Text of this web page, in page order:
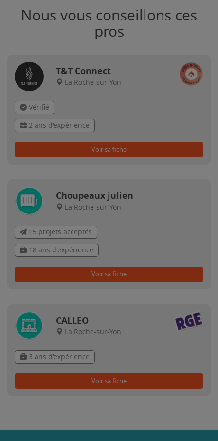
Nous vous conseillons ces
pros
T&T Connect
La Roche-sur-Yon
Vérifié
2 ans d'expérience
Voir sa fiche
Choupeaux julien
La Roche-sur-Yon
15 projets acceptés
18 ans d'expérience
Voir sa fiche
CALLEO
La Roche-sur-Yon
3 ans d'expérience
Voir sa fiche